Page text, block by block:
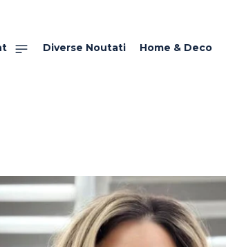
Diverse Noutati Home & Deco